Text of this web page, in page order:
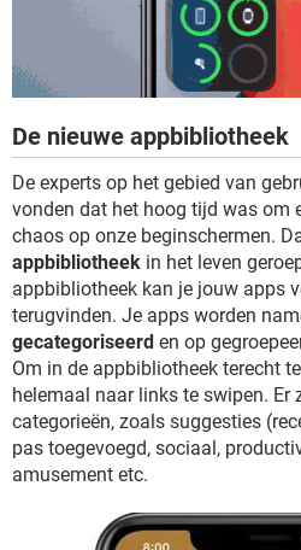
De nieuwe appbibliotheek
De experts op het gebied van
vonden dat het hoog tijd was om
chaos op onze beginschermen.
appbibliotheek in het leven
appbibliotheek kan je jouw apps
terugvinden. Je apps worden
gecategoriseerd en op
Om in de appbibliotheek terecht
helemaal naar links te swipen.
categorieën, zoals suggesties
pas toegevoegd, sociaal,
amusement etc.